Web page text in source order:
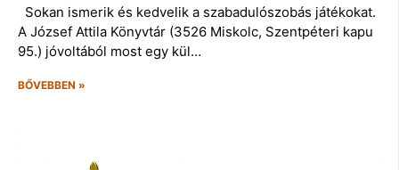
Sokan ismerik és kedvelik a szabadulószobás játékokat.
A József Attila Könyvtár (3526 Miskolc, Szentpéteri kapu
95.) jóvoltából most egy kül…
BŐVEBBEN »